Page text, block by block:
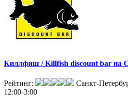
Киллфиш / Killfish discount bar на
Рейтинг:
Санкт-
12:00-3:00